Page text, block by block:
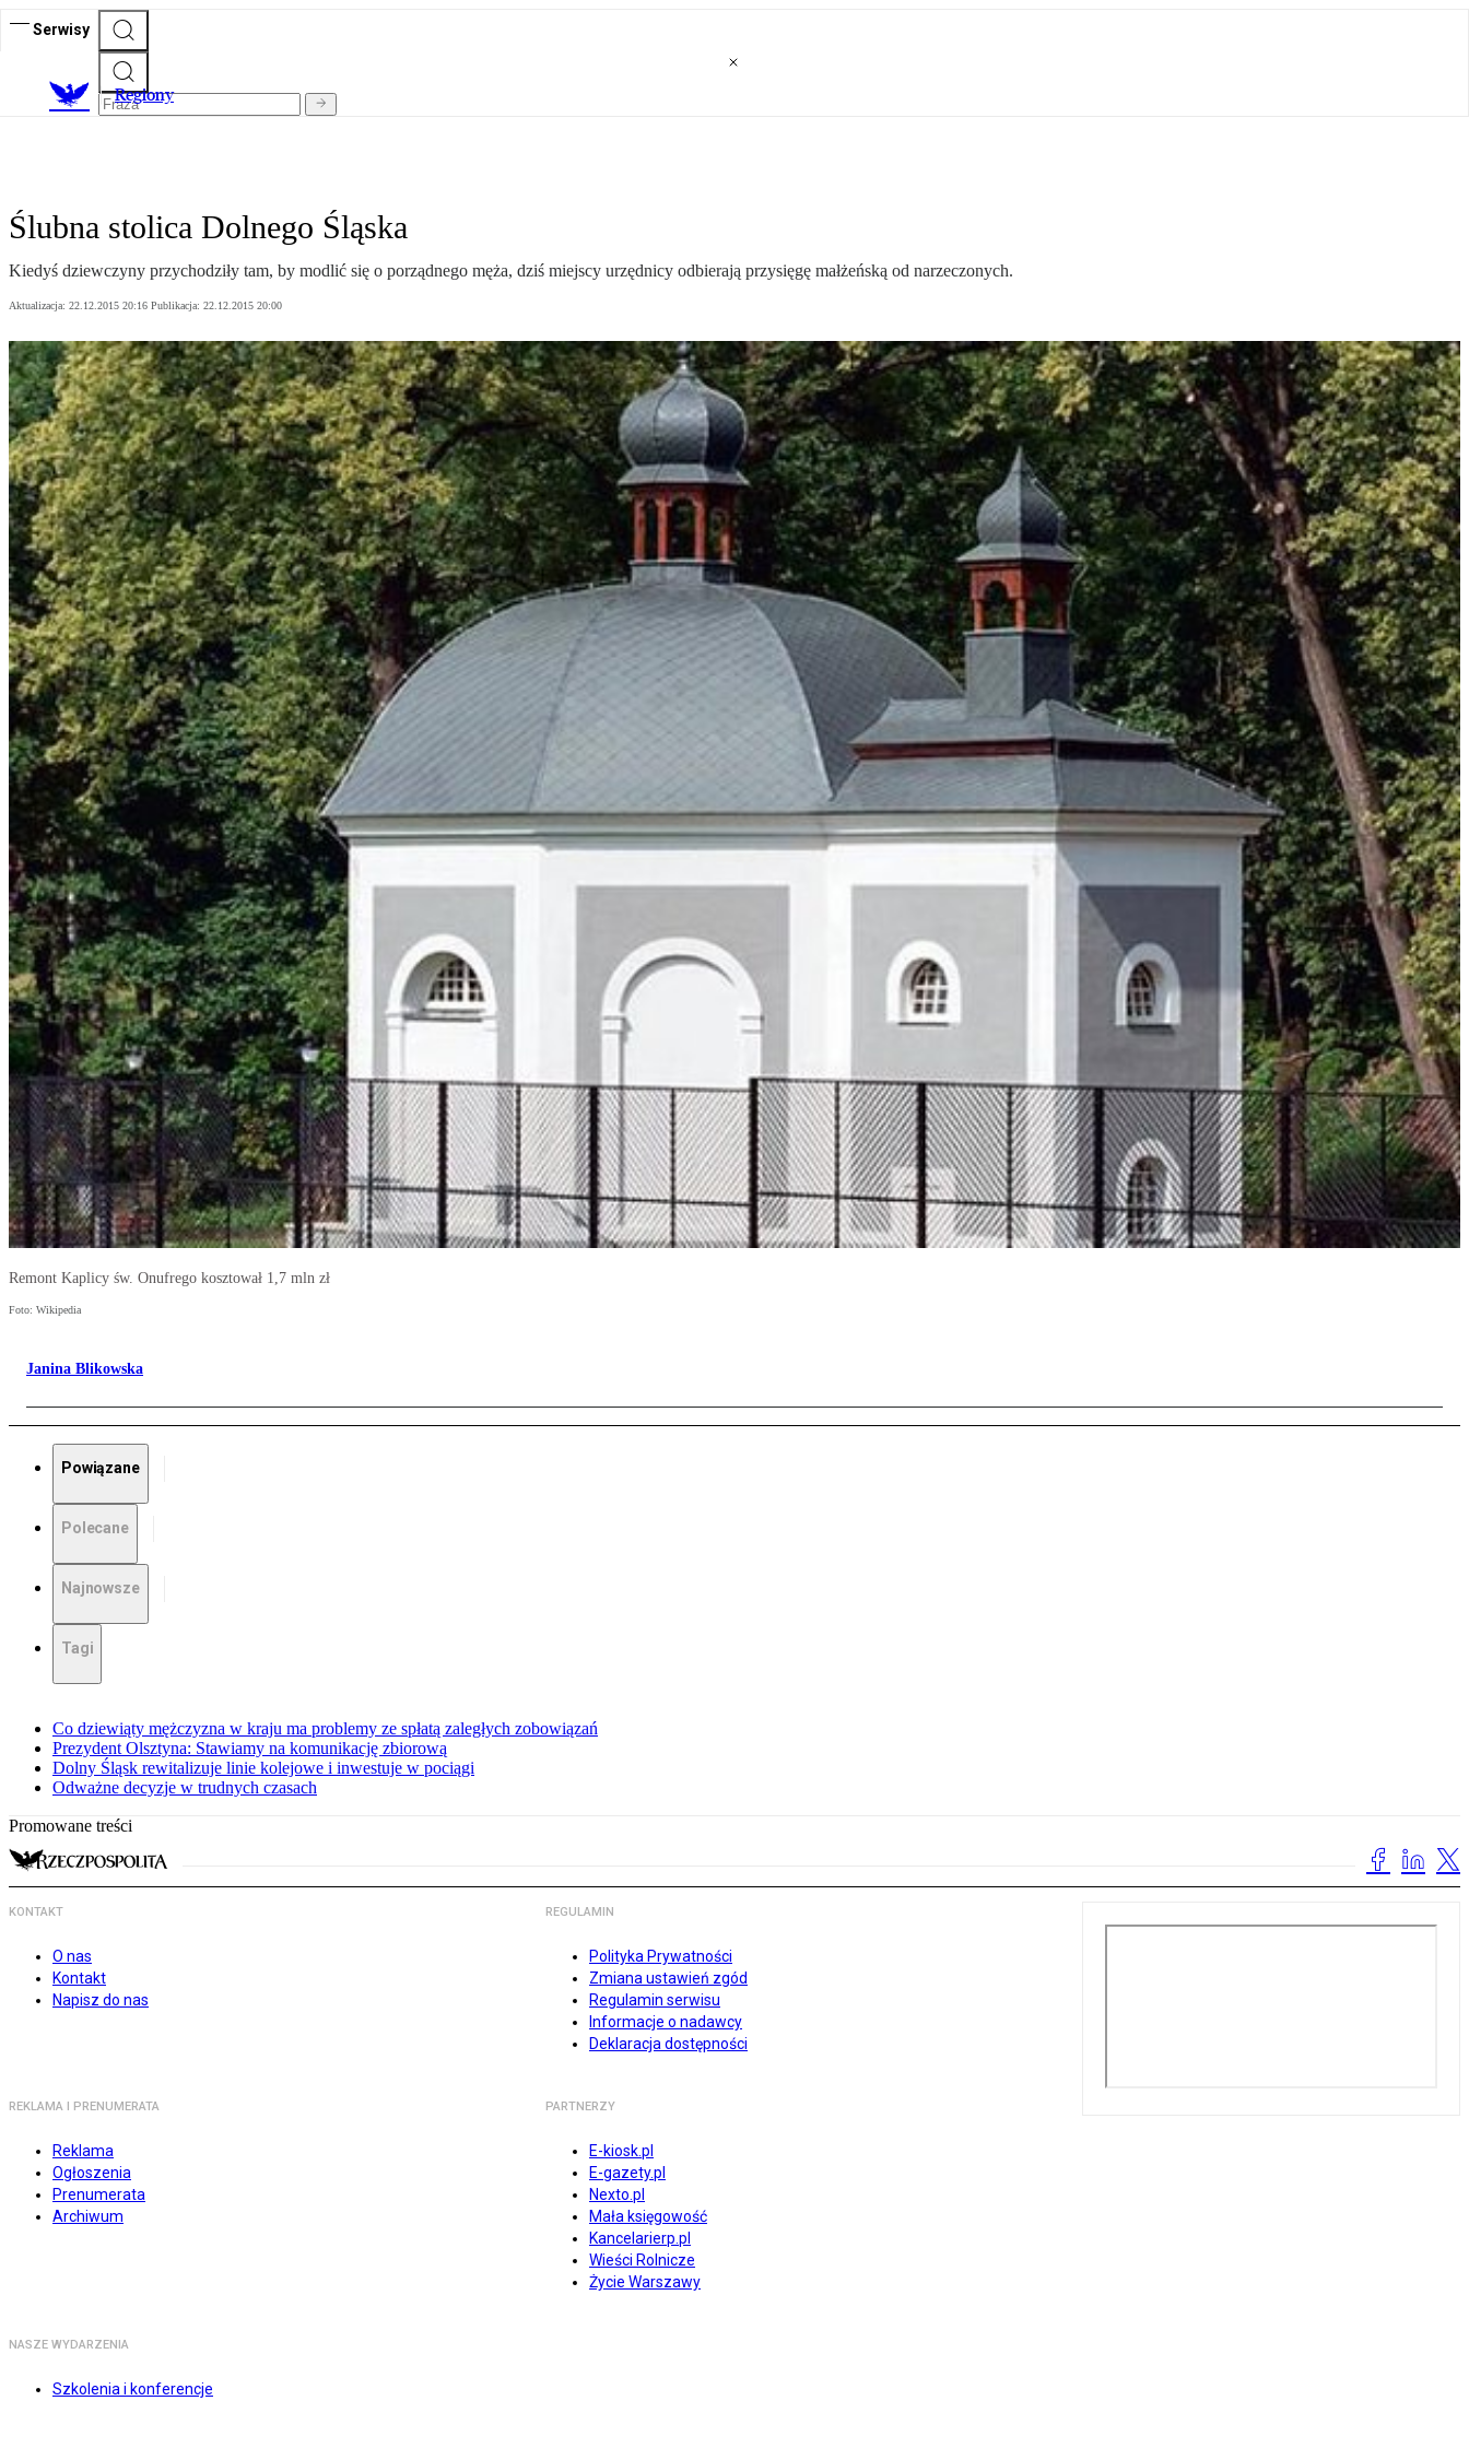
Serwisy
Regiony
Ślubna stolica Dolnego Śląska
Kiedyś dziewczyny przychodziły tam, by modlić się o porządnego męża, dziś miejscy urzędnicy odbierają przysięgę małżeńską od narzeczonych.
Aktualizacja: 22.12.2015 20:16 Publikacja: 22.12.2015 20:00
Remont Kaplicy św. Onufrego kosztował 1,7 mln zł
Foto: Wikipedia
Janina Blikowska
Powiązane
Polecane
Najnowsze
Tagi
Co dziewiąty mężczyzna w kraju ma problemy ze spłatą zaległych zobowiązań
Prezydent Olsztyna: Stawiamy na komunikację zbiorową
Dolny Śląsk rewitalizuje linie kolejowe i inwestuje w pociągi
Odważne decyzje w trudnych czasach
Promowane treści
KONTAKT
O nas
Kontakt
Napisz do nas
REGULAMIN
Polityka Prywatności
Zmiana ustawień zgód
Regulamin serwisu
Informacje o nadawcy
Deklaracja dostępności
REKLAMA I PRENUMERATA
Reklama
Ogłoszenia
Prenumerata
Archiwum
PARTNERZY
E-kiosk.pl
E-gazety.pl
Nexto.pl
Mała księgowość
Kancelarierp.pl
Wieści Rolnicze
Życie Warszawy
NASZE WYDARZENIA
Szkolenia i konferencje